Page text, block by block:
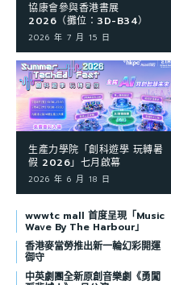
協康會參與香港書展
2026（攤位：3D-B34）
2026 年 7 月 15 日
生產力學院「創科遊學 玩轉暑
假 2026」七月啟幕
2026 年 6 月 18 日
wwwtc mall 首度呈現「Music
Wave By The Harbour」
香港麥當勞推出新一輪幻彩開運
御守
中英劇團全新原創音樂劇《勇闖